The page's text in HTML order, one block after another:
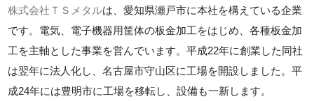
株式会社ＴＳメタルは、愛知県瀬戸市に本社を構えている企業
です。電気、電子機器用筐体の板金加工をはじめ、各種板金加
工を主軸とした事業を営んでいます。平成22年に創業した同社
は翌年に法人化し、名古屋市守山区に工場を開設しました。平
成24年には豊明市に工場を移転し、設備も一新します。